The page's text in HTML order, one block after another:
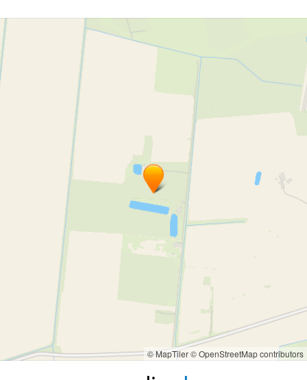
durvju apšuvumu remonts
auto durvju apšuvumu pārvilkšana
Bag motociklu šūšana
Bag motociklu remonts
motociklu sēdekļu remonts
automašīnas sēdekļu pāršūšana
moto sēdekļu pāršūšana
motociklu sēdekļu pārvilkšana
motociklu sēdekļu formu un dizaina maiņa
motocikla sēdekļa restaurēšana
kvadraciklu sēdekļu restaurācija
kvadraciklu sēdekļu remonts
traktortehnikas sēdekļu pāršūšana
smago automašīnu sēdekļu remonts
sēdekļu restaurācija
automobiļu sēdekļu remonts
laivu sēdekļu pāršūšana
© MapTiler© OpenStreetMap contributors